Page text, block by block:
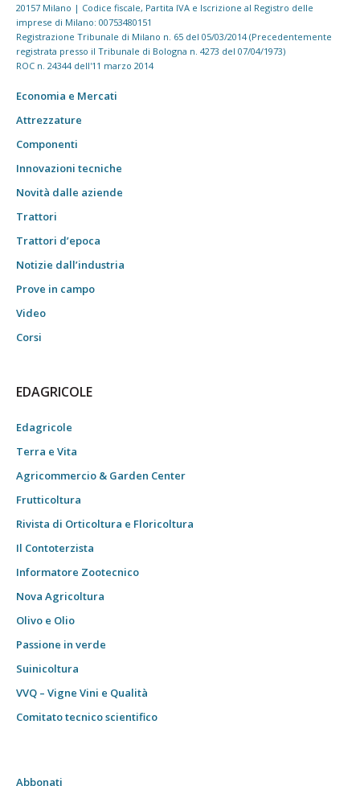
20157 Milano | Codice fiscale, Partita IVA e Iscrizione al Registro delle
imprese di Milano: 00753480151
Registrazione Tribunale di Milano n. 65 del 05/03/2014 (Precedentemente
registrata presso il Tribunale di Bologna n. 4273 del 07/04/1973)
ROC n. 24344 dell'11 marzo 2014
Economia e Mercati
Attrezzature
Componenti
Innovazioni tecniche
Novità dalle aziende
Trattori
Trattori d’epoca
Notizie dall’industria
Prove in campo
Video
Corsi
EDAGRICOLE
Edagricole
Terra e Vita
Agricommercio & Garden Center
Frutticoltura
Rivista di Orticoltura e Floricoltura
Il Contoterzista
Informatore Zootecnico
Nova Agricoltura
Olivo e Olio
Passione in verde
Suinicoltura
VVQ – Vigne Vini e Qualità
Comitato tecnico scientifico
Abbonati